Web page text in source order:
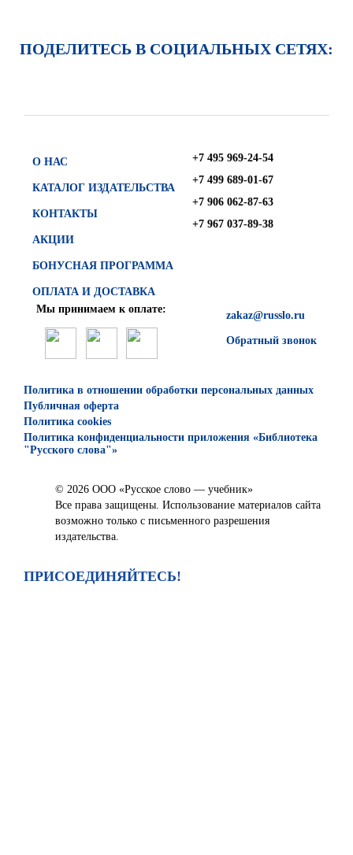
ПОДЕЛИТЕСЬ В СОЦИАЛЬНЫХ СЕТЯХ:
О НАС
КАТАЛОГ ИЗДАТЕЛЬСТВА
КОНТАКТЫ
АКЦИИ
БОНУСНАЯ ПРОГРАММА
ОПЛАТА И ДОСТАВКА
+7 495 969-24-54
+7 499 689-01-67
+7 906 062-87-63
+7 967 037-89-38
zakaz@russlo.ru
Обратный звонок
Мы принимаем к оплате:
Политика в отношении обработки персональных данных
Публичная оферта
Политика cookies
Политика конфиденциальности приложения «Библиотека
"Русского слова"»
© 2026 ООО «Русское слово — учебник»
Все права защищены. Использование материалов сайта
возможно только с письменного разрешения
издательства.
ПРИСОЕДИНЯЙТЕСЬ!